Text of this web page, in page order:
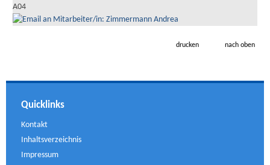
A04
drucken nach oben
Quicklinks
Kontakt
Inhaltsverzeichnis
Impressum